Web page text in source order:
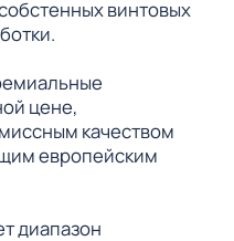
винтовых
цене,
качеством
европейским
диапазон